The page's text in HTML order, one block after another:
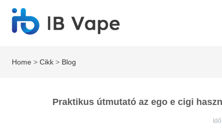
Home >Cikk > Blog
Praktikus útmutató az ego e cigi